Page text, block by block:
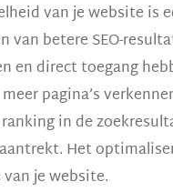
van je website is
van betere SEO-
en direct toegang
pagina’s
in de
Het
je website.